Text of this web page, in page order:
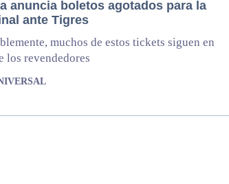
anuncia boletos agotados para la
ante Tigres
muchos de estos tickets siguen en
los revendedores